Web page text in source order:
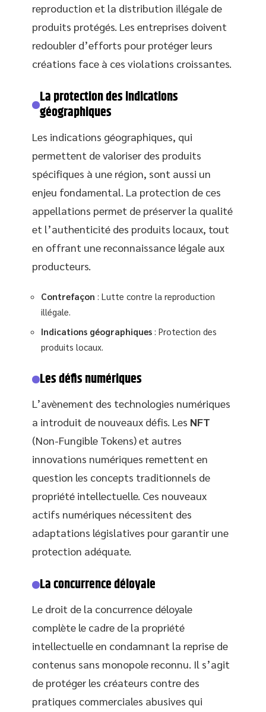
reproduction et la distribution illégale de
produits protégés. Les entreprises doivent
redoubler d’efforts pour protéger leurs
créations face à ces violations croissantes.
La protection des indications
géographiques
Les indications géographiques, qui
permettent de valoriser des produits
spécifiques à une région, sont aussi un
enjeu fondamental. La protection de ces
appellations permet de préserver la qualité
et l’authenticité des produits locaux, tout
en offrant une reconnaissance légale aux
producteurs.
Contrefaçon : Lutte contre la reproduction
illégale.
Indications géographiques : Protection des
produits locaux.
Les défis numériques
L’avènement des technologies numériques
a introduit de nouveaux défis. Les NFT
(Non-Fungible Tokens) et autres
innovations numériques remettent en
question les concepts traditionnels de
propriété intellectuelle. Ces nouveaux
actifs numériques nécessitent des
adaptations législatives pour garantir une
protection adéquate.
La concurrence déloyale
Le droit de la concurrence déloyale
complète le cadre de la propriété
intellectuelle en condamnant la reprise de
contenus sans monopole reconnu. Il s’agit
de protéger les créateurs contre des
pratiques commerciales abusives qui